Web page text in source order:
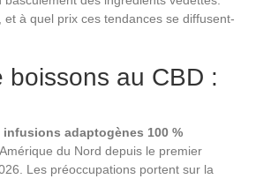
à quel prix ces tendances se diffusent-
au CBD :
infusions adaptogènes 100 %
du Nord depuis le premier
Les préoccupations portent sur la